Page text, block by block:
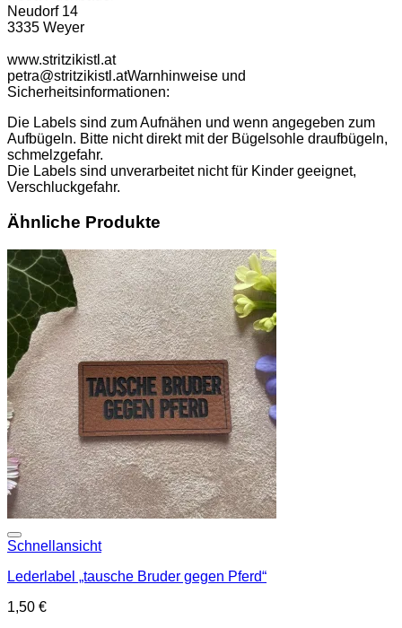
Neudorf 14
3335 Weyer
www.stritzikistl.at
petra@stritzikistl.atWarnhinweise und
Sicherheitsinformationen:
Die Labels sind zum Aufnähen und wenn angegeben zum
Aufbügeln. Bitte nicht direkt mit der Bügelsohle draufbügeln,
schmelzgefahr.
Die Labels sind unverarbeitet nicht für Kinder geeignet,
Verschluckgefahr.
Ähnliche Produkte
Schnellansicht
Lederlabel „tausche Bruder gegen Pferd“
1,50 €